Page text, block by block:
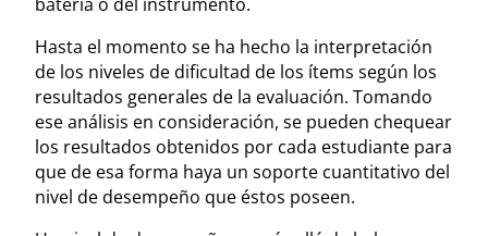
Hasta el momento se ha hecho la interpretación
de los niveles de dificultad de los ítems según los
resultados generales de la evaluación. Tomando
ese análisis en consideración, se pueden chequear
los resultados obtenidos por cada estudiante para
que de esa forma haya un soporte cuantitativo del
nivel de desempeño que éstos poseen.